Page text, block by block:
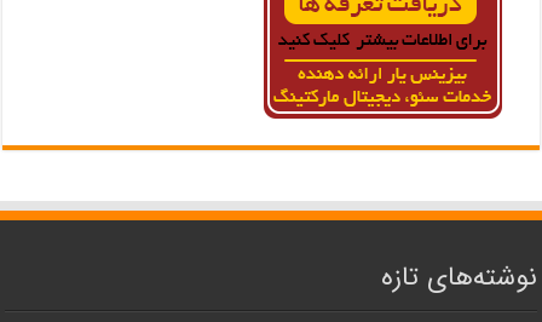
نوشته‌های تازه